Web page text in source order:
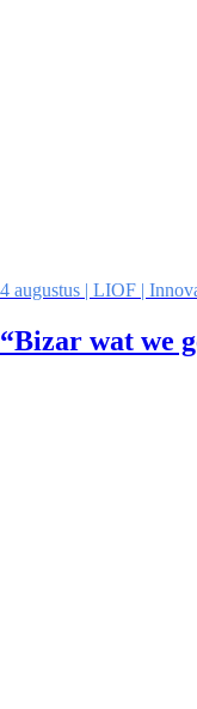
4 augustus | LIOF |
“Bizar wat we